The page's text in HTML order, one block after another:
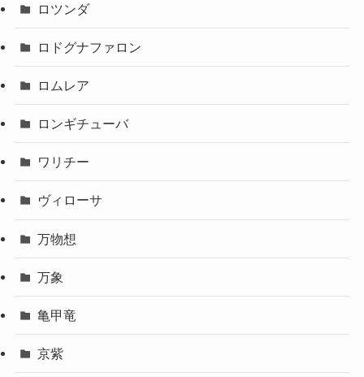
ロツンダ
ロドグナファロン
ロムレア
ロンギチューバ
ワリチー
ヴィローサ
万物想
万象
亀甲竜
京紫